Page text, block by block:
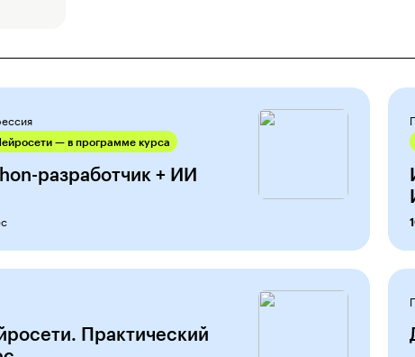
— в программе курса
разработчик + ИИ
Практический